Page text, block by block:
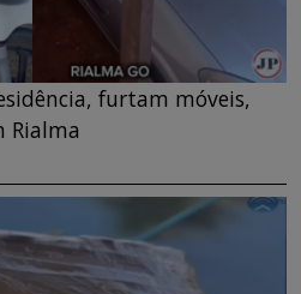
furtam móveis,
Rialma